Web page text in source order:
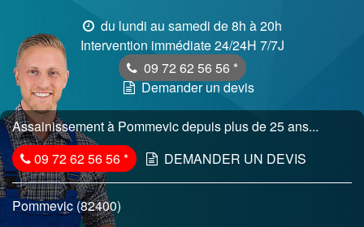
du lundi au samedi de 8h à 20h
Intervention immédiate 24/24H 7/7J
09 72 62 56 56 *
Demander un devis
Assainissement à Pommevic depuis plus de 25 ans...
09 72 62 56 56* DEMANDER UN DEVIS
Pommevic (82400)